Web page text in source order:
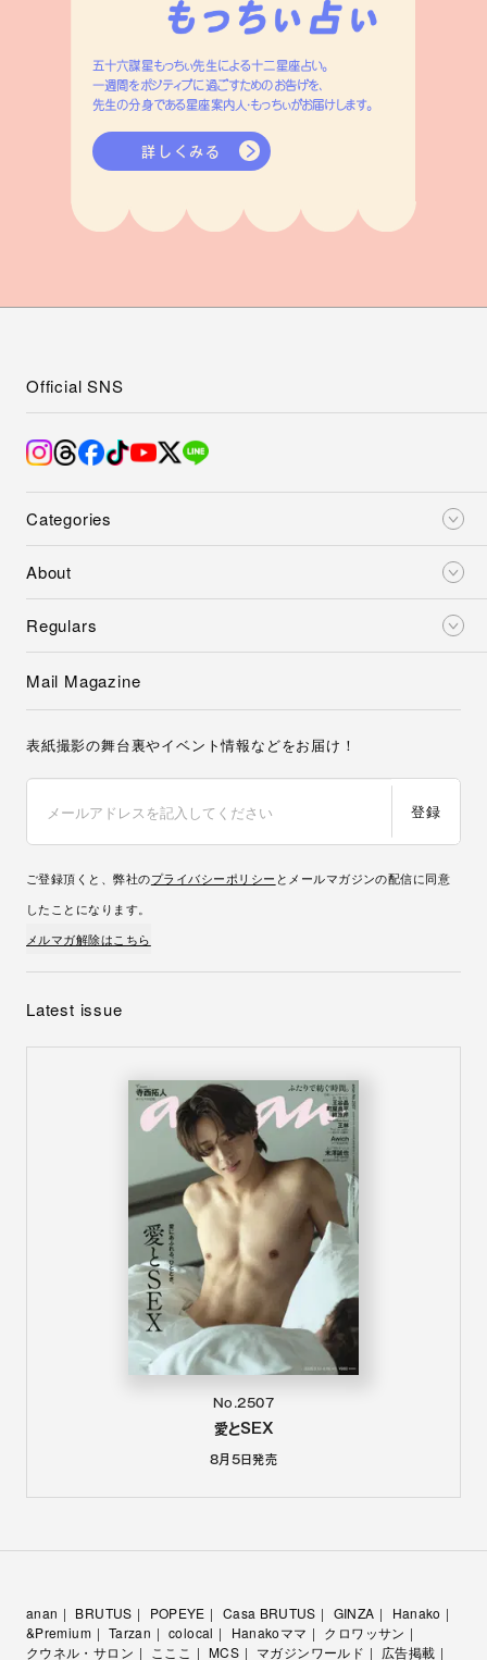
五十六謀星もっちぃ先生による十二星座占い。
一週間をポジティブに過ごすためのお告げを、
先生の分身である星座案内人・もっちぃがお届けします。
詳しくみる
Categories
About
Regulars
Official SNS
Mail Magazine
表紙撮影の舞台裏やイベント情報などをお届け！
登録
ご登録頂くと、弊社のプライバシーポリシー とメールマガジンの配信に同意
したことになります。
メルマガ解除はこちら
Latest issue
No.2507
愛とSEX
8月5日発売
anan BRUTUS POPEYE Casa BRUTUS GINZA
Hanako
&Premium
Tarzan colocal Hanakoママ
クロワッサン
クウネル・サロン
こここ MCS マガジンワールド 広告掲載